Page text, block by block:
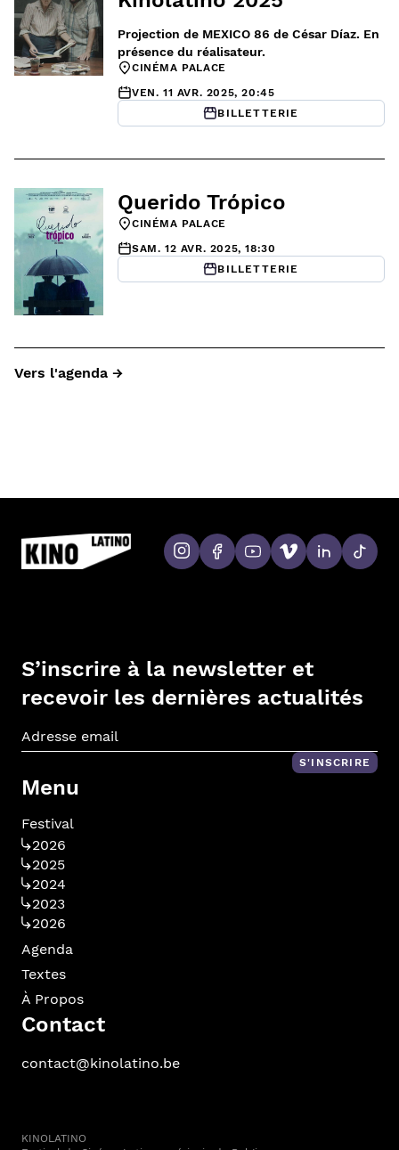
Projection de MEXICO 86 de César Díaz. En
présence du réalisateur.
CINÉMA PALACE
VEN. 11 AVR. 2025, 20:45
BILLETTERIE
Querido Trópico
CINÉMA PALACE
SAM. 12 AVR. 2025, 18:30
BILLETTERIE
Vers l'agenda →
S’inscrire à la newsletter et
recevoir les dernières actualités
S'INSCRIRE
Menu
Festival
2026
2025
2024
2023
2026
Agenda
Textes
À Propos
Contact
contact@kinolatino.be
KINOLATINO